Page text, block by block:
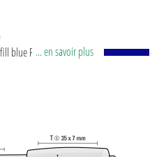
blue Recharge jumbo
... en savoir plus